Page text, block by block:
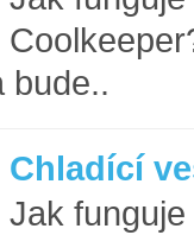
bude..
Chladící
Jak